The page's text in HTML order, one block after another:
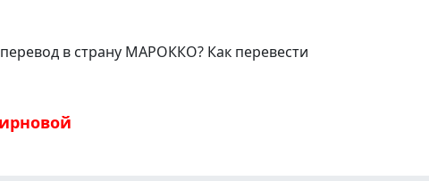
в страну МАРОККО? Как перевести